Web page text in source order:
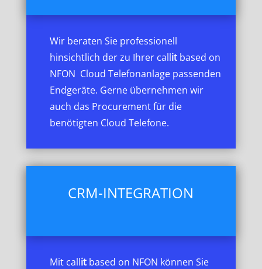
Wir beraten Sie professionell
hinsichtlich der zu Ihrer callitbased on
NFON Cloud Telefonanlage passenden
Endgeräte. Gerne übernehmen wir
auch das Procurement für die
benötigten Cloud Telefone.
CRM-INTEGRATION
Mit callitbased on NFON können Sie